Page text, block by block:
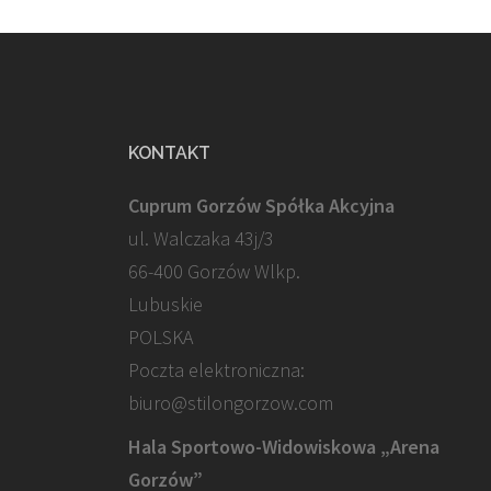
KONTAKT
Cuprum Gorzów Spółka Akcyjna
ul. Walczaka 43j/3
66-400 Gorzów Wlkp.
Lubuskie
POLSKA
Poczta elektroniczna:
biuro@stilongorzow.com
Hala Sportowo-Widowiskowa „Arena
Gorzów”